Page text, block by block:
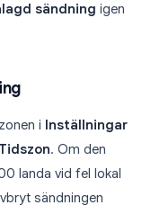
sändning igen
i Inställningar
. Om den
landa vid fel lokal
sändningen